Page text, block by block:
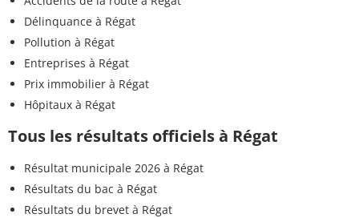
Délinquance à Régat
Pollution à Régat
Entreprises à Régat
Prix immobilier à Régat
Hôpitaux à Régat
Tous les résultats officiels à Régat
Résultat municipale 2026 à Régat
Résultats du bac à Régat
Résultats du brevet à Régat